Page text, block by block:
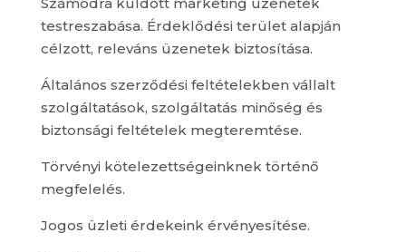
testreszabása. Érdeklődési terület alapján
célzott, releváns üzenetek biztosítása.
Általános szerződési feltételekben vállalt
szolgáltatások, szolgáltatás minőség és
biztonsági feltételek megteremtése.
Törvényi kötelezettségeinknek történő
megfelelés.
Jogos üzleti érdekeink érvényesítése.